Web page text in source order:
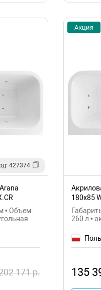
427374
• Объем:
171 р.
Акция
180x85
260 л •
135